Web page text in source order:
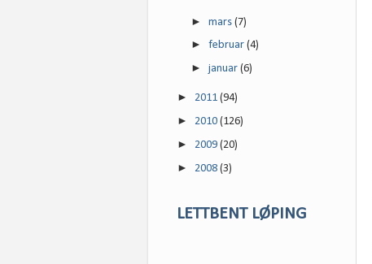
►mars(7)
►februar(4)
►januar(6)
► 2011 (94)
► 2010 (126)
► 2009 (20)
► 2008 (3)
LETTBENT LØPING